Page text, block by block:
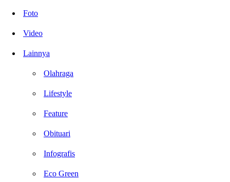
Foto
Video
Lainnya
Olahraga
Lifestyle
Feature
Obituari
Infografis
Eco Green